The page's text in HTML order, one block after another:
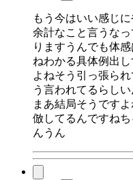
もう今はいい感じ
余計なこと言うな
りますうんでも体
ねわかる具体例出
よねそう引っ張ら
う言われてるらし
まあ結局そうです
倣してるんですね
んうん